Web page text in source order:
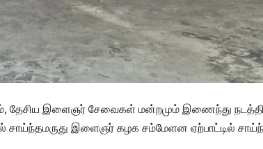
தேசிய இளைஞர் சேவைகள் மன்றமும் இணைந்து
இளைஞர் கழக சம்மேளன ஏற்பாட்டில்